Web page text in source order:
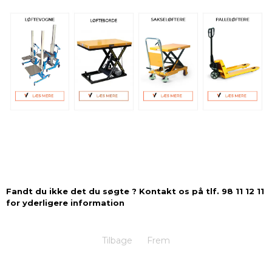
Fandt du ikke det du søgte ? Kontakt os på tlf. 98 11 12 11
for yderligere information
Tilbage Frem